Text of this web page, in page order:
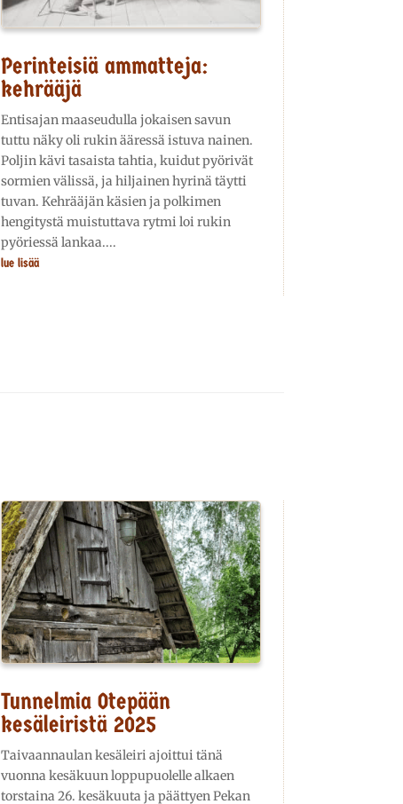
Perinteisiä ammatteja:
kehrääjä
Entisajan maaseudulla jokaisen savun
tuttu näky oli rukin ääressä istuva nainen.
Poljin kävi tasaista tahtia, kuidut pyörivät
sormien välissä, ja hiljainen hyrinä täytti
tuvan. Kehrääjän käsien ja polkimen
hengitystä muistuttava rytmi loi rukin
pyöriessä lankaa....
lue lisää
Tunnelmia Otepään
kesäleiristä 2025
Taivaannaulan kesäleiri ajoittui tänä
vuonna kesäkuun loppupuolelle alkaen
torstaina 26. kesäkuuta ja päättyen Pekan